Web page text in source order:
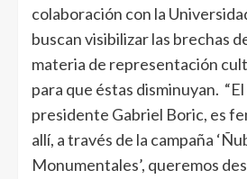
colaboración con la
buscan visibilizar las brechas
materia de representación
para que éstas disminuyan.
presidente Gabriel Boric, es
allí, a través de la campaña
Monumentales’, queremos